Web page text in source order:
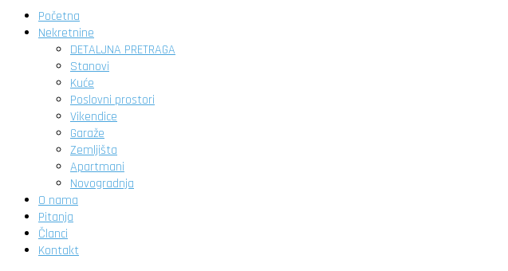
Početna
Nekretnine
DETALJNA PRETRAGA
Stanovi
Kuće
Poslovni prostori
Vikendice
Garaže
Zemljišta
Apartmani
Novogradnja
O nama
Pitanja
Članci
Kontakt